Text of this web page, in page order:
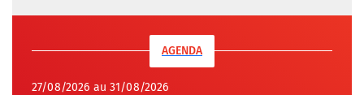
AGENDA
27/08/2026 au 31/08/2026